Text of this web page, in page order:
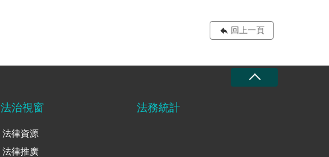
回上一頁
法治視窗
法律資源
法律推廣
法務統計